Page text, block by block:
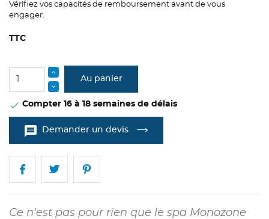
Vérifiez vos capacités de remboursement avant de vous
engager.
TTC
Au panier
 Compter 16 à 18 semaines de délais
message Demander un devis
Ce n'est pas pour rien que le spa Monozone